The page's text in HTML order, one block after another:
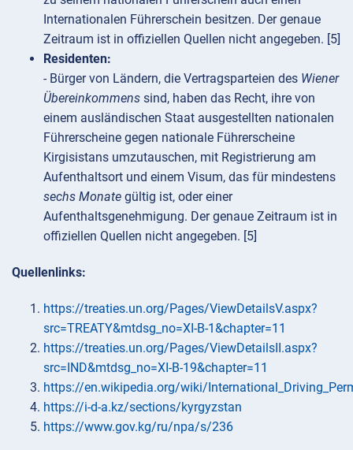
Internationalen Führerschein besitzen. Der genaue
Zeitraum ist in offiziellen Quellen nicht angegeben. [5]
Residenten:
- Bürger von Ländern, die Vertragsparteien des Wiener
Übereinkommens sind, haben das Recht, ihre von
einem ausländischen Staat ausgestellten nationalen
Führerscheine gegen nationale Führerscheine
Kirgisistans umzutauschen, mit Registrierung am
Aufenthaltsort und einem Visum, das für mindestens
sechs Monate gültig ist, oder einer
Aufenthaltsgenehmigung. Der genaue Zeitraum ist in
offiziellen Quellen nicht angegeben. [5]
Quellenlinks:
https://treaties.un.org/Pages/ViewDetailsV.aspx?
src=TREATY&mtdsg_no=XI-B-1&chapter=11
https://treaties.un.org/Pages/ViewDetailsII.aspx?
src=IND&mtdsg_no=XI-B-19&chapter=11
https://en.wikipedia.org/wiki/
https://i-d-a.kz/sections/kyrgyzstan
https://www.gov.kg/ru/npa/s/236